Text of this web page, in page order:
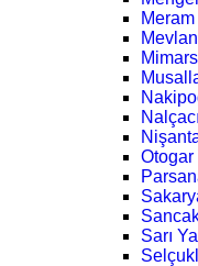
Otogar
Sarı